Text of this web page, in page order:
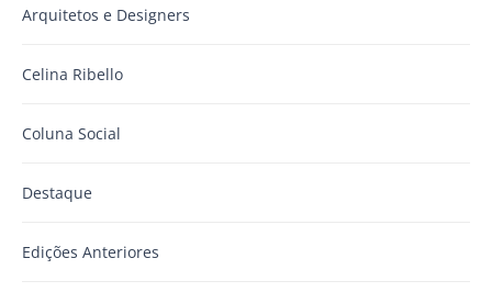
Arquitetos e Designers
Celina Ribello
Coluna Social
Destaque
Edições Anteriores